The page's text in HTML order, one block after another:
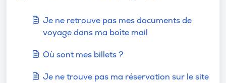
Je ne retrouve pas mes documents de
voyage dans ma boîte mail
Où sont mes billets ?
Je ne trouve pas ma réservation sur le site